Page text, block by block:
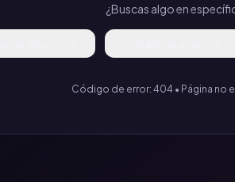
¿Buscas algo en
Código de error: 404 • Página no